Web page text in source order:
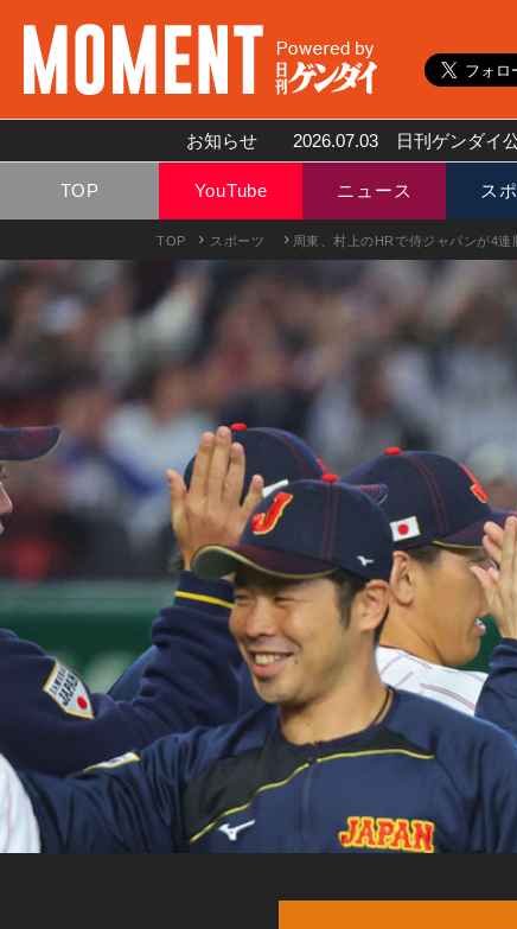
お知らせ 2026.07.03 日刊ゲンダイ
TOP YouTube ニュース ス
TOP スポーツ 周東、村上のHRで侍ジャパンが4連